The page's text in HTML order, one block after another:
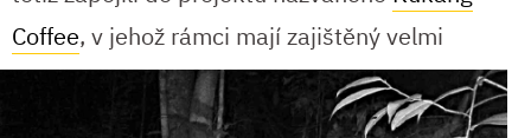
Coffee, v jehož rámci mají zajištěnývelmi